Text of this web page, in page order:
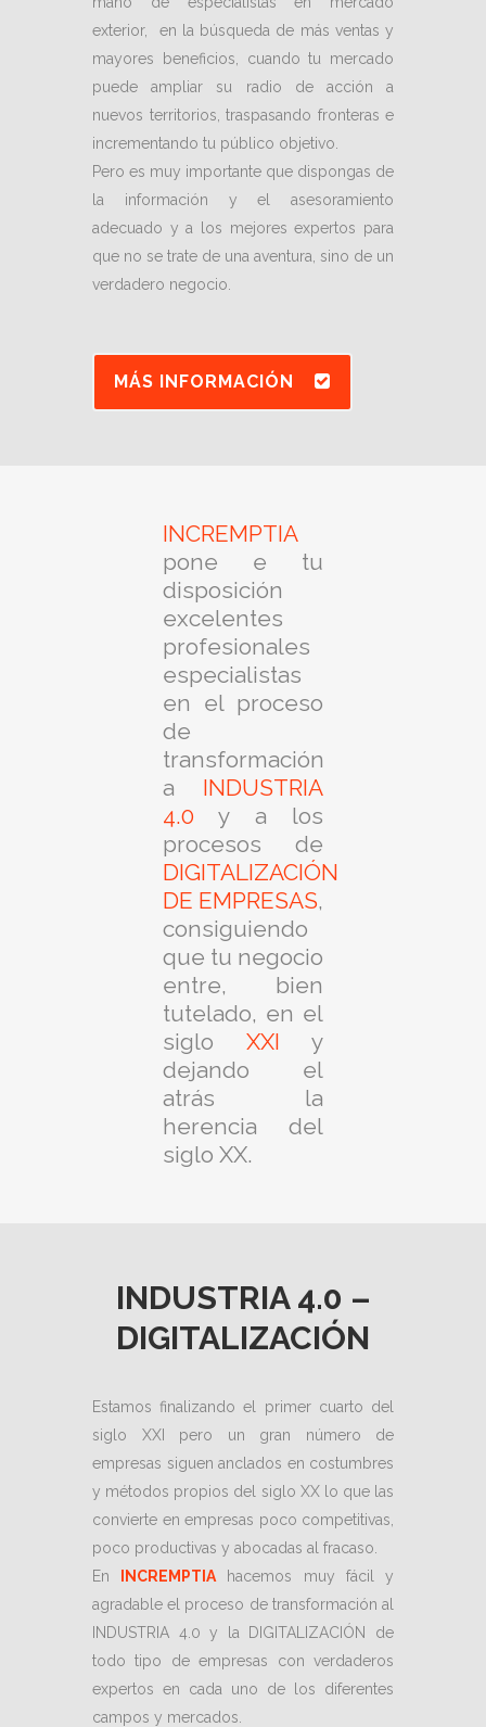
exterior, en la búsqueda de más ventas y
mayores beneficios, cuando tu mercado
puede ampliar su radio de acción a
nuevos territorios, traspasando fronteras e
incrementando tu público objetivo.
Pero es muy importante que dispongas de
la información y el asesoramiento
adecuado y a los mejores expertos para
que no se trate de una aventura, sino de un
verdadero negocio.
MÁS INFORMACIÓN
INCREMPTIA
pone e tu
disposición
excelentes
profesionales
especialistas
en el proceso
de
transformación
a INDUSTRIA
4.0 y a los
procesos de
DIGITALIZACIÓN
DE EMPRESAS,
consiguiendo
que tu negocio
entre, bien
tutelado, en el
siglo XXI y
dejando el
atrás la
herencia del
siglo XX.
INDUSTRIA 4.0 –
DIGITALIZACIÓN
Estamos finalizando el primer cuarto del
siglo XXI pero un gran número de
empresas siguen anclados en costumbres
y métodos propios del siglo XX lo que las
convierte en empresas poco competitivas,
poco productivas y abocadas al fracaso.
En
INCREMPTIA hacemos muy fácil y
agradable el proceso de transformación al
INDUSTRIA 4.0 y la DIGITALIZACIÓN de
todo tipo de empresas con verdaderos
expertos en cada uno de los diferentes
campos y mercados.